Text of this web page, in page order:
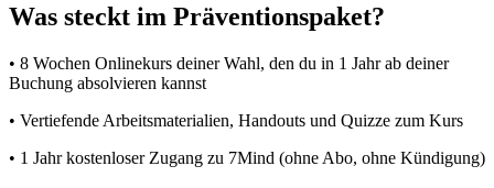
Was steckt im Präventionspaket?
• 8 Wochen Onlinekurs deiner Wahl, den du in 1 Jahr ab deiner
Buchung absolvieren kannst
• Vertiefende Arbeitsmaterialien, Handouts und Quizze zum Kurs
• 1 Jahr kostenloser Zugang zu 7Mind (ohne Abo, ohne Kündigung)